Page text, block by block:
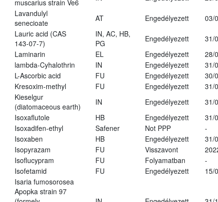
muscarius strain Ve6
Lavandulyl
senecioate
AT Engedélyezett
03/
Lauric acid (CAS
143-07-7)
IN, AC, HB,
PG
Engedélyezett
31/
Laminarin
EL Engedélyezett
28/
lambda-Cyhalothrin
IN Engedélyezett
31/
L-Ascorbic acid
FU Engedélyezett
30/
Kresoxim-methyl
FU Engedélyezett
31/
Kieselgur
(diatomaceous earth)
IN Engedélyezett
31/
Isoxaflutole
HB Engedélyezett
31/
Isoxadifen-ethyl
Safener Not PPP
-
Isoxaben
HB Engedélyezett
31/
Isopyrazam
FU Visszavont
Isoflucypram
FU Folyamatban
-
Isofetamid
FU Engedélyezett
15/
Isaria fumosorosea
Apopka strain 97